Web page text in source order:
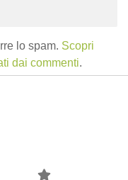
lo spam. Scopri
dai commenti.